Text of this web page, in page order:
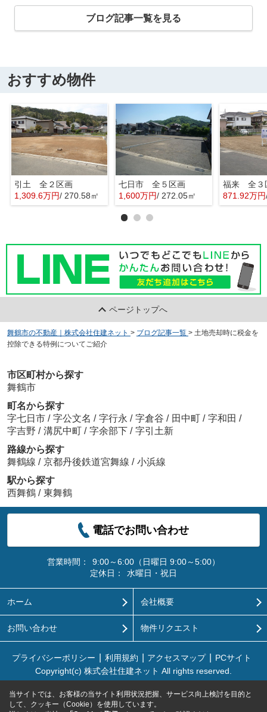
ブログ記事一覧を見る
おすすめ物件
引土 全２区画
1,309.6万円/ 270.58㎡
七日市 全５区画
1,600万円/ 272.05㎡
福来 全３
871.92万円
ページトップへ
舞鶴市の不動産｜株式会社住建ネット > ブログ記事一覧 > 土地売却時に税金を
控除できる特例についてご紹介
市区町村から探す
舞鶴市
町名から探す
字七日市 / 字公文名 / 字行永 / 字倉谷 / 田中町 / 字和田 /
字吉野 / 溝尻中町 / 字余部下 / 字引土新
路線から探す
舞鶴線 / 京都丹後鉄道宮舞線 / 小浜線
駅から探す
西舞鶴 / 東舞鶴
電話でお問い合わせ
営業時間：
9:00～6:00（日曜日 9:00～5:00）
定休日：
水曜日・祝日
ホーム 会社概要
お問い合わせ 物件リクエスト
プライバシーポリシー 利用規約 アクセスマップ
PCサイト
Copyright(c) 株式会社住建ネット All rights reserved.
当サイトでは、お客様の当サイト利用状況把握、サービス向上検討を目的と
して、クッキー（Cookie）を使用しています。